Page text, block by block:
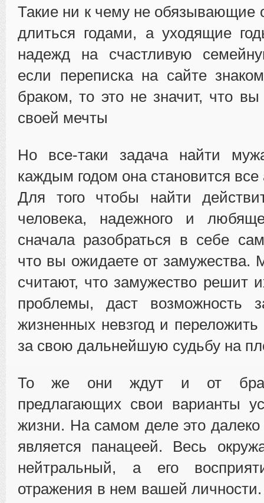
Такие ни к чему не обязывающие
длиться годами, а уходящие
надежд на счастливую
если переписка на сайте
браком, то это не значит, что
своей мечты
Но все-таки задача найти
каждым годом она становится все
Для того чтобы найти
человека, надежного и
сначала разобраться в себе
что вы ожидаете от замужества.
считают, что замужество решит
проблемы, даст возможность
жизненных невзгод и переложить
за свою дальнейшую судьбу на
То же они ждут и от
предлагающих свои варианты
жизни. На самом деле это далеко
является панацеей. Весь
нейтральный, а его
отражения в нем вашей